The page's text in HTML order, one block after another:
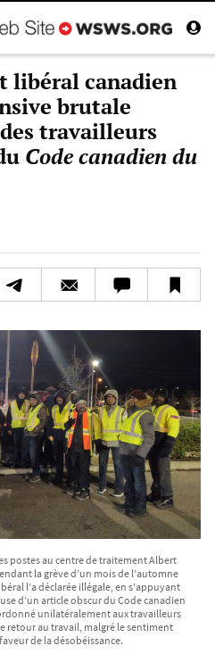
libéral canadien
brutale
travailleurs
Code canadien du
postes au centre de traitement Albert
la grève d’un mois de l’automne
l’a déclarée illégale, en s’appuyant
d’un article obscur du Code canadien
unilatéralement aux travailleurs
retour au travail, malgré le sentiment
de la désobéissance.